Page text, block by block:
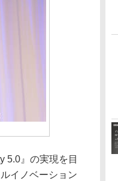
5.0』の実現を目
イノベーション